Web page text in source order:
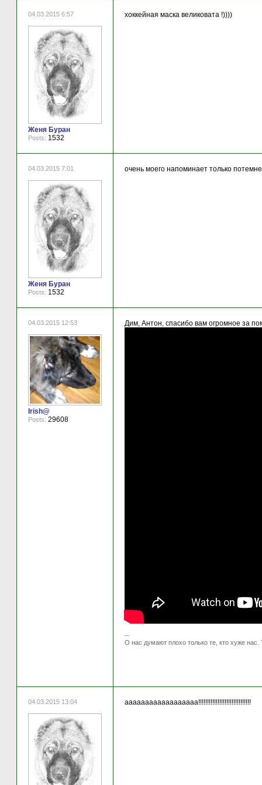
04.03.2015 6:57
Женя Буран
Posts: 1532
хоккейная маска великовата !))))
04.03.2015 7:01
Женя Буран
Posts: 1532
очень моего напоминает только
04.03.2015 12:53
Irish@
Posts: 29608
Дим, Антон, спасибо вам огромное за
--
О нас думают плохо только те, кто хуже
04.03.2015 13:04 аааааааааааааааааа!!!!!!!!!!!!!!!!!!!!!!!!!!!!!!